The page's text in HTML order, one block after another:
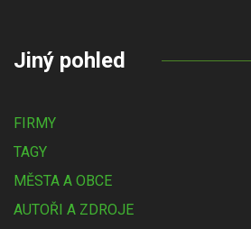
Jiný pohled
FIRMY
TAGY
MĚSTA A OBCE
AUTOŘI A ZDROJE